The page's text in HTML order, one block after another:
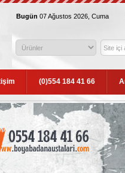
Bugün 07 Ağustos 2026, Cuma
(0)554 184 41 66